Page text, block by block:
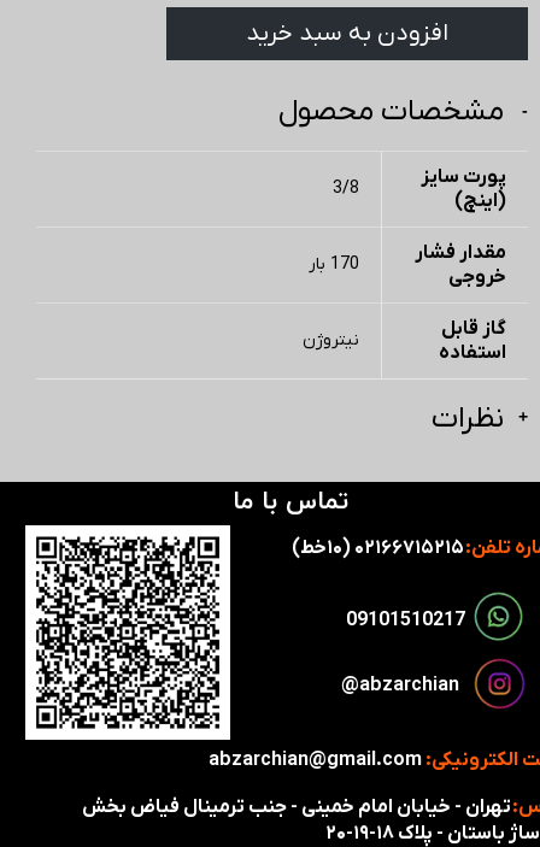
افزودن به سبد خرید
مشخصات محصول
پورت سایز
(اینچ)
3/8
مقدار فشار
خروجی
170 بار
گاز قابل
استفاده
نیتروژن
نظرات
تماس با ما
تلفن:
تهران - خیابان امام خمینی - جنب ترمینال فیاض بخش
باستان - پلاک ۱۸-۱۹-۲۰
الکترونیکی: abzarchian@gmail.com
​​09101510217​​​​​​​
​​​abzarchian@